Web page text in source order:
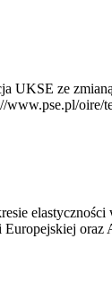
UKSE ze
oire/